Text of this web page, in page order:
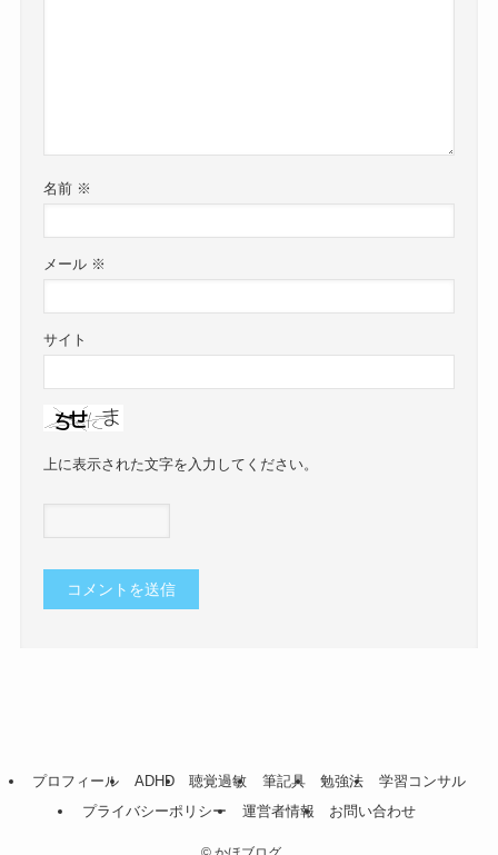
名前 ※
メール ※
サイト
上に表示された文字を入力してください。
プロフィール ADHD 聴覚過敏 筆記具 勉強法
学習コンサル
プライバシーポリシー
運営者情報 お問い合わせ